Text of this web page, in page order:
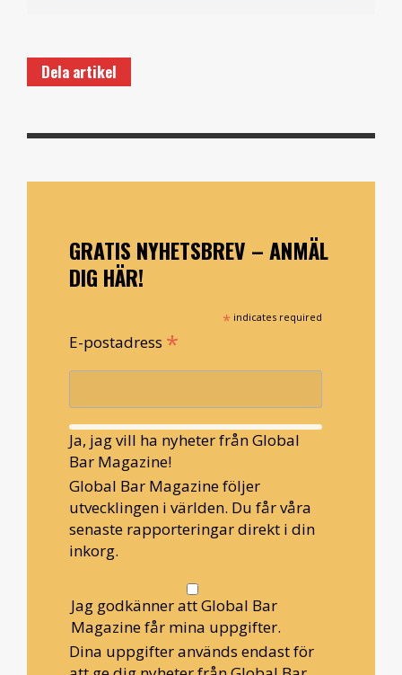
Dela artikel
GRATIS NYHETSBREV – ANMÄL
DIG HÄR!
* indicates required
E-postadress *
Ja, jag vill ha nyheter från Global
Bar Magazine!
Global Bar Magazine följer
utvecklingen i världen. Du får våra
senaste rapporteringar direkt i din
inkorg.
Jag godkänner att Global Bar
Magazine får mina uppgifter.
Dina uppgifter används endast för